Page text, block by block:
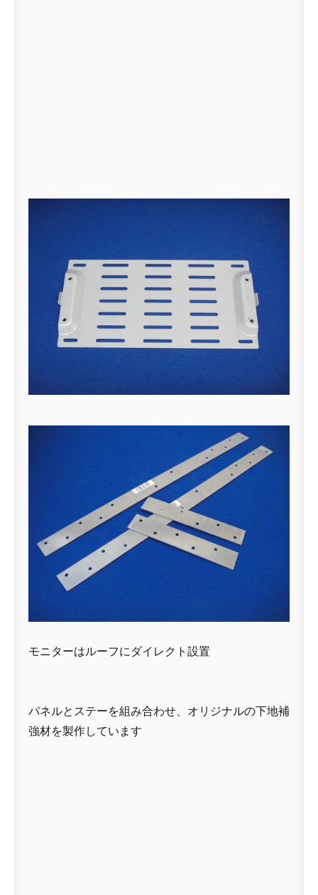
モニターはルーフにダイレクト設置
パネルとステーを組み合わせ、オリジナルの下地補
強材を製作しています